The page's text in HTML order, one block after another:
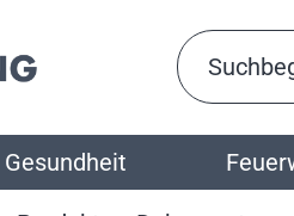
Gesundheit